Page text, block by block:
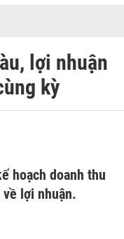
lợi nhuận
kỳ
hoạch doanh thu
lợi nhuận.